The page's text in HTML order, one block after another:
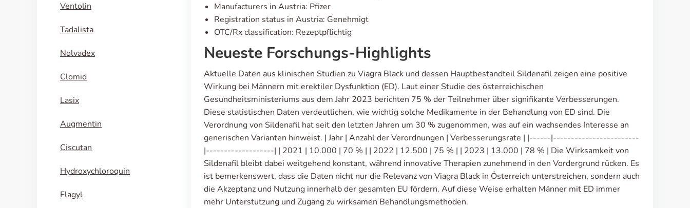
Ventolin
Tadalista
Nolvadex
Clomid
Lasix
Augmentin
Ciscutan
Hydroxychloroquin
Flagyl
Manufacturers in Austria: Pfizer
Registration status in Austria: Genehmigt
OTC/Rx classification: Rezeptpflichtig
Neueste Forschungs-Highlights
Aktuelle Daten aus klinischen Studien zu Viagra Black und dessen Hauptbestandteil Sildenafil zeigen eine positive
Wirkung bei Männern mit erektiler Dysfunktion (ED). Laut einer Studie des österreichischen
Gesundheitsministeriums aus dem Jahr 2023 berichten 75 % der Teilnehmer über signifikante Verbesserungen.
Diese statistischen Daten verdeutlichen, wie wichtig solche Medikamente in der Behandlung von ED sind. Die
Verordnung von Sildenafil hat seit den letzten Jahren um 30 % zugenommen, was auf ein wachsendes Interesse an
generischen Varianten hinweist. | Jahr | Anzahl der Verordnungen | Verbesserungsrate | |------|------------------------
|-------------------| | 2021 | 10.000 | 70 % | | 2022 | 12.500 | 75 % | | 2023 | 13.000 | 78 % | Die Wirksamkeit von
Sildenafil bleibt dabei weitgehend konstant, während innovative Therapien zunehmend in den Vordergrund rücken. Es
ist bemerkenswert, dass die Daten nicht nur die Relevanz von Viagra Black in Österreich unterstreichen, sondern auch
die Akzeptanz und Nutzung innerhalb der gesamten EU fördern. Auf diese Weise erhalten Männer mit ED immer
mehr Unterstützung und Zugang zu wirksamen Behandlungsmethoden.